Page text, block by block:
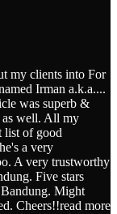
my clients into For
Irman a.k.a....
was superb &
as well. All my
list of good
a very
A very trustworthy
Five stars
Might
Cheers!!read more